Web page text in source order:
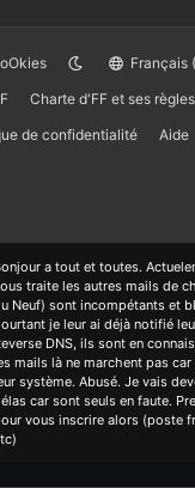
Français
Charte d'FF et ses
de confidentialité
Aide
a tout et toutes.
traite les autres mails de
Neuf) sont incompétants et
je leur ai déjà notifié
DNS, ils sont en
mails là ne marchent pas car
système. Abusé. Je vais
car sont seuls en faute.
vous inscrire alors (poste